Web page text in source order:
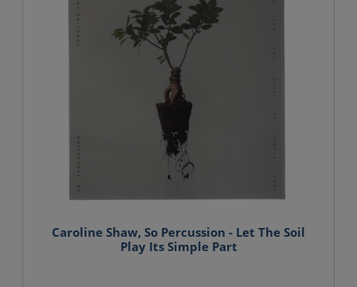
Caroline Shaw, So Percussion - Let The Soil
Play Its Simple Part